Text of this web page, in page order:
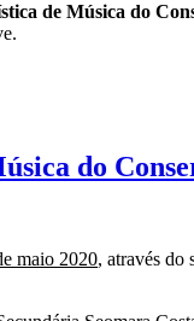
de Música do
do
maio 2020, através do